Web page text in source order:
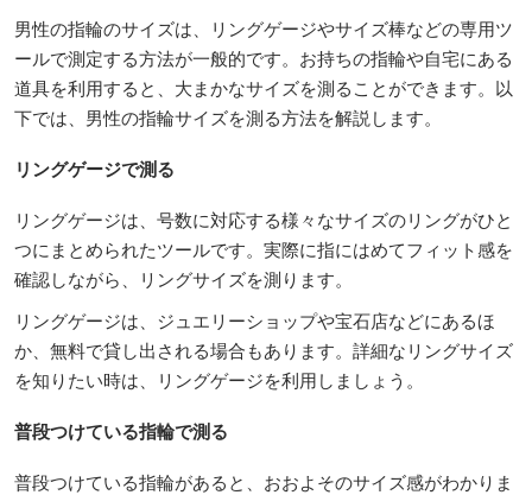
男性の指輪のサイズは、リングゲージやサイズ棒などの専用ツ
ールで測定する方法が一般的です。お持ちの指輪や自宅にある
道具を利用すると、大まかなサイズを測ることができます。以
下では、男性の指輪サイズを測る方法を解説します。
リングゲージで測る
リングゲージは、号数に対応する様々なサイズのリングがひと
つにまとめられたツールです。実際に指にはめてフィット感を
確認しながら、リングサイズを測ります。
リングゲージは、ジュエリーショップや宝石店などにあるほ
か、無料で貸し出される場合もあります。詳細なリングサイズ
を知りたい時は、リングゲージを利用しましょう。
普段つけている指輪で測る
普段つけている指輪があると、おおよそのサイズ感がわかりま